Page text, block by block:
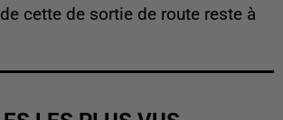
cette de sortie de route reste à